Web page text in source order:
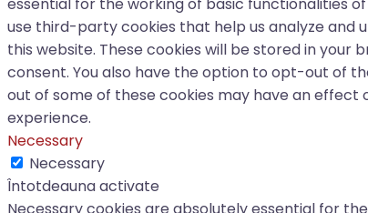
use third-party cookies that help us analyze and
this website. These cookies will be stored in your
consent. You also have the option to opt-out of
out of some of these cookies may have an effect
experience.
Necessary
Necessary
Întotdeauna activate
Necessary cookies are absolutely essential for